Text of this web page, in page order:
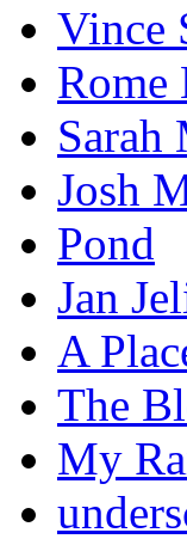
Vince
Rome
Sarah
Josh
Pond
Jan
A
The
My